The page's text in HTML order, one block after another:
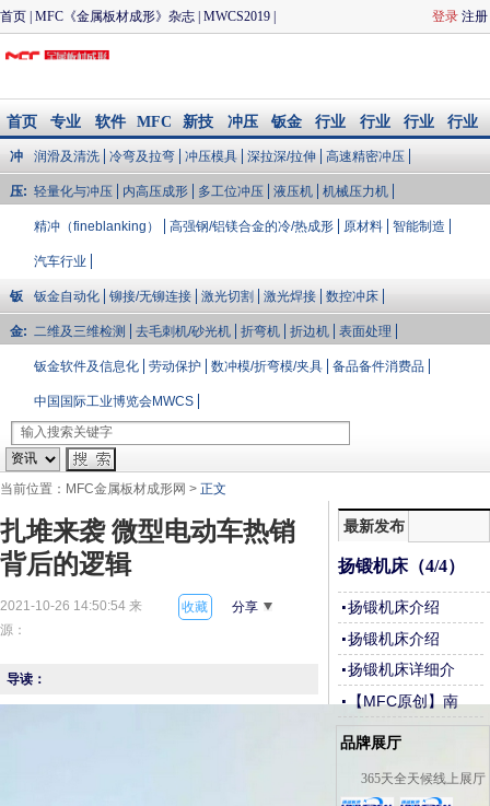
首页 MFC《金属板材成形》杂志 MWCS2019
CIMES2020 | 冲压与模具
注册
登录
首页
专业
知识
软件
模拟/
配件
MFC
会议
新技
术
冲压
与模
具
钣金
加工
行业
大V说
行业
会展
行业
资讯
行业
企业
库
冲
压:
润滑及清洗 冷弯及拉弯 冲压模具 深拉深/拉伸 高速精密冲压
轻量化与冲压 内高压成形 多工位冲压 液压机 机械压力机
精冲（fineblanking） 高强钢/铝镁合金的冷/热成形 原材料 智能制造
汽车行业
钣
金:
钣金自动化 铆接/无铆连接 激光切割 激光焊接 数控冲床
二维及三维检测 去毛刺机/砂光机 折弯机 折边机 表面处理
钣金软件及信息化 劳动保护 数冲模/折弯模/夹具 备品备件消费品
中国国际工业博览会MWCS
当前位置： MFC金属板材成形网 > 正文
扎堆来袭 微型电动车热销
背后的逻辑
2021-10-26 14:50:54 来
源：
收藏 分享
导读：
最新发布
扬锻机床（4/4）
扬锻机床介绍
（3/4）
扬锻机床介绍
（2/4）
扬锻机床详细介
绍（1/4）
【MFC原创】南
通佩晨：成为金
属三维切割行业
平台企业
品牌展厅
365天全天候线上展厅